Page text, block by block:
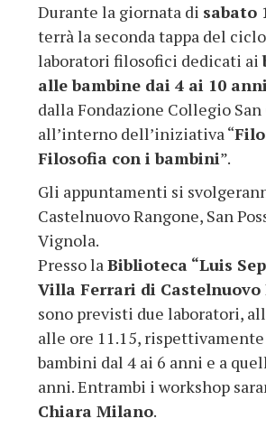
Durante la giornata di sabato
terrà la seconda tappa del
laboratori filosofici dedicati ai
alle bambine dai 4 ai 10
dalla Fondazione Collegio San
all’interno dell’iniziativa “
Filosofia con i bambini”.
Gli appuntamenti si
Castelnuovo Rangone, San
Vignola.
Presso laBiblioteca “Luis
Villa Ferrari di Castelnuovo
sono previsti due laboratori,
alle ore 11.15,
bambini dal 4 ai 6 anni e a
anni. Entrambi i workshop
Chiara Milano.